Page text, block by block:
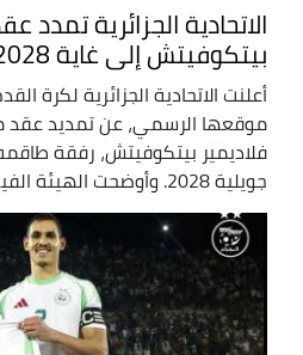
الاتحادية الجزائرية تمدد
بيتكوفيتش إلى غاية 2028
أعلنت الاتحادية الجزائرية لكرة
موقعها الرسمي، عن تمديد عقد
جويلية 2028. وأوضحت الهيئة الفيدرالية في ...